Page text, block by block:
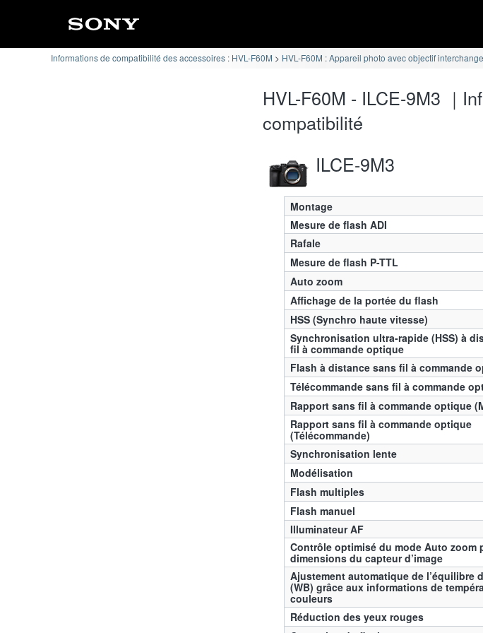
Informations de compatibilité des accessoires : HVL-F60M HVL-F60M : Appareil photo avec objectif
HVL-F60M - ILCE-9M3 ｜
compatibilité
ILCE-9M3
Montage
Mesure de flash ADI
Rafale
Mesure de flash P-TTL
Auto zoom
Affichage de la portée du flash
HSS (Synchro haute vitesse)
Synchronisation ultra-rapide (HSS) à
fil à commande optique
Flash à distance sans fil à commande
Télécommande sans fil à commande
Rapport sans fil à commande optique
Rapport sans fil à commande optique
(Télécommande)
Synchronisation lente
Modélisation
Flash multiples
Flash manuel
Illuminateur AF
Contrôle optimisé du mode Auto zoom
dimensions du capteur d’image
Ajustement automatique de l’équilibre
(WB) grâce aux informations de
couleurs
Réduction des yeux rouges